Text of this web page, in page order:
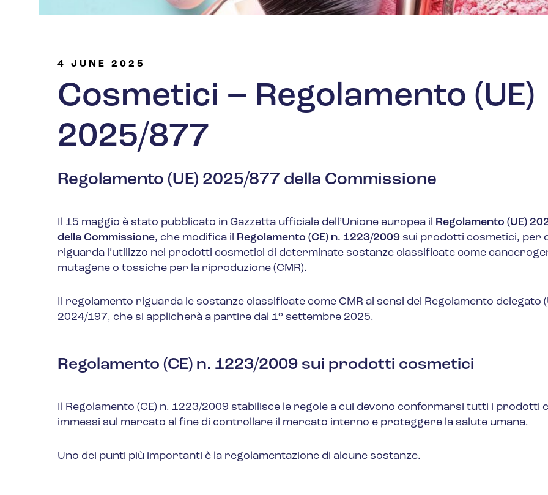
4 JUNE 2025
Cosmetici – Regolamento (UE)
2025/877
Regolamento (UE) 2025/877 della Commissione
Il 15 maggio è stato pubblicato in Gazzetta ufficiale dell’Unione europea il Regolamento (UE)
della Commissione, che modifica il Regolamento (CE) n. 1223/2009sui prodotti cosmetici, per
riguarda l’utilizzo nei prodotti cosmetici di determinate sostanze classificate come
mutagene o tossiche per la riproduzione (CMR).
Il regolamento riguarda le sostanze classificate come CMR ai sensi del Regolamento delegato
2024/197, che si applicherà a partire dal 1° settembre 2025.
Regolamento (CE) n. 1223/2009 sui prodotti cosmetici
Il Regolamento (CE) n. 1223/2009 stabilisce le regole a cui devono conformarsi tutti i prodotti
immessi sul mercato al fine di controllare il mercato interno e proteggere la salute umana.
Uno dei punti più importanti è la regolamentazione di alcune sostanze.